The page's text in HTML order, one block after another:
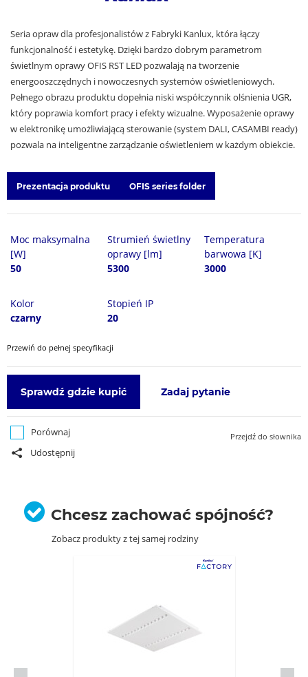
Seria opraw dla profesjonalistów z Fabryki Kanlux, która łączy
funkcjonalność i estetykę. Dzięki bardzo dobrym parametrom
świetlnym oprawy OFIS RST LED pozwalają na tworzenie
energooszczędnych i nowoczesnych systemów oświetleniowych.
Pełnego obrazu produktu dopełnia niski współczynnik olśnienia UGR,
który poprawia komfort pracy i efekty wizualne. Wyposażenie oprawy
w elektronikę umożliwiającą sterowanie (system DALI, CASAMBI ready)
pozwala na inteligentne zarządzanie oświetleniem w każdym obiekcie.
Prezentacja produktu OFIS series folder
Moc maksymalna
[W]
50
Strumień świetlny
oprawy [lm]
5300
Temperatura
barwowa [K]
3000
Kolor
czarny
Stopień IP
20
Przewiń do pełnej specyfikacji
Sprawdź gdzie kupić Zadaj pytanie
Porównaj
Udostępnij
Przejdź do słownika
Chcesz zachować spójność?
Zobacz produkty z tej samej rodziny